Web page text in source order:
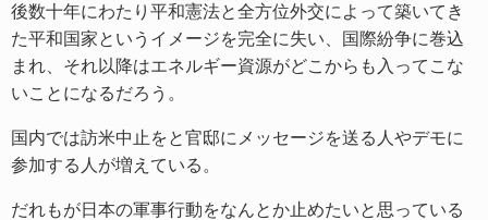
後数十年にわたり平和憲法と全方位外交によって築いてき
た平和国家というイメージを完全に失い、国際紛争に巻込
まれ、それ以降はエネルギー資源がどこからも入ってこな
いことになるだろう。
国内では訪米中止をと官邸にメッセージを送る人やデモに
参加する人が増えている。
だれもが日本の軍事行動をなんとか止めたいと思っている